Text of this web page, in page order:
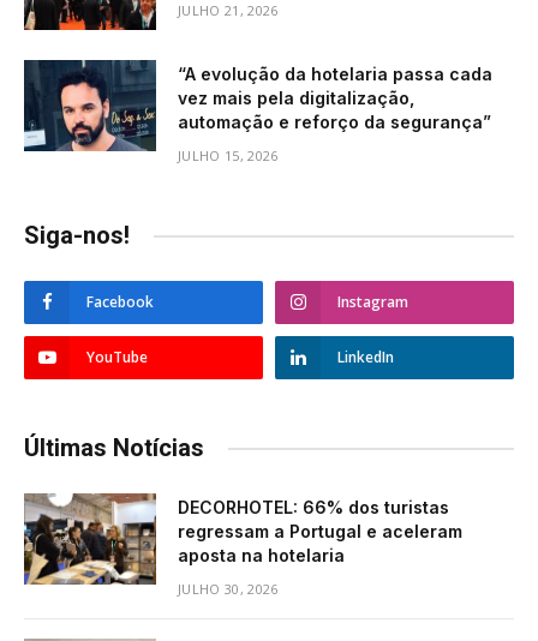
JULHO 21, 2026
“A evolução da hotelaria passa cada
vez mais pela digitalização,
automação e reforço da segurança”
JULHO 15, 2026
Siga-nos!
Facebook Instagram
YouTube LinkedIn
Últimas Notícias
DECORHOTEL: 66% dos turistas
regressam a Portugal e aceleram
aposta na hotelaria
JULHO 30, 2026